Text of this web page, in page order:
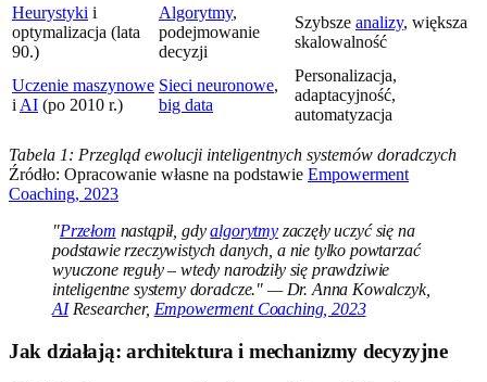
Heurystyki i
optymalizacja (lata
90.)
Algorytmy,
podejmowanie
decyzji
Szybsze analizy, większa
skalowalność
Uczenie maszynowe
i AI (po 2010 r.)
Sieci neuronowe,
big data
Personalizacja,
adaptacyjność,
automatyzacja
Tabela 1: Przegląd ewolucji inteligentnych systemów doradczych
Źródło: Opracowanie własne na podstawie Empowerment
Coaching, 2023
"Przełom nastąpił, gdyalgorytmyzaczęły uczyć się na
podstawie rzeczywistych danych, a nie tylko powtarzać
wyuczone reguły – wtedy narodziły się prawdziwie
inteligentne systemy doradcze." — Dr. Anna Kowalczyk,
AIResearcher, Empowerment Coaching, 2023
Jak działają: architektura i mechanizmy decyzyjne